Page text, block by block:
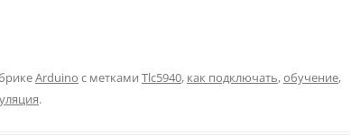
Arduino с метками Tlc5940, как подключать,обучение,
.